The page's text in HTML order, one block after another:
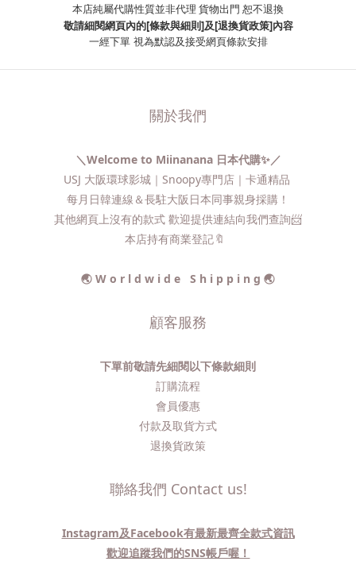
本店純屬代購性質並非代理 貨物出門 恕不退換
敬請細閱網頁內的[條款與細則]及[退換貨政策]內容
一經下單 視為默認及接受網頁條款安排
關於我們
＼Welcome to Miinanana 日本代購✨／
USJ 大阪環球影城｜Snoopy專門店｜卡通精品
每月日韓連線＆長駐大阪日本同事親身採購！
其他網頁上沒有的款式 歡迎提供連結向我們查詢📨​
本店持有商業登記🔖
🌏 W o r l d w i d e S h i p p i n g 🌏
顧客服務
下單前敬請先細閱以下條款細則
訂購流程​
會員優惠
付款及取貨方式
退換貨政策
聯絡我們 Contact us!
Instagram及Facebook有最新最齊全款式資訊
歡迎追蹤我們的SNS帳戶喔！